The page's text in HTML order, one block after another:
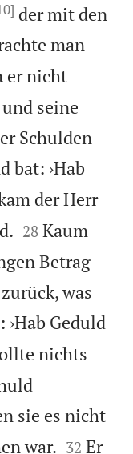
der mit den
man
er nicht
seine
Schulden
bat: ›Hab
der Herr

28 Kaum
Betrag
was
Geduld
nichts
sie es nicht
war.
32 Er